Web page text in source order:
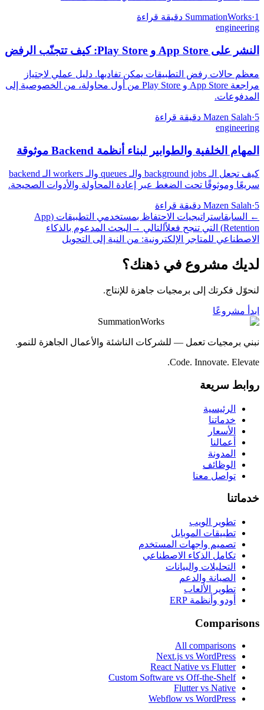
SummationWorks·1 دقيقة قراءة
engineering
النشر على App Store و Play Store: كيف تتجنّب الرفض
معظم حالات رفض التطبيقات يمكن تفاديها. دليل عملي لاجتياز
مراجعة App Store و Play Store من أول محاولة، من الخصوصية إلى
المدفوعات.
Mazen Salah·5 دقيقة قراءة
engineering
المهام الخلفية والطوابير لبناء أنظمة Backend موثوقة
كيف تجعل الـ background jobs والـ queues والـ workers الـ backend
سريعًا وموثوقًا تحت الضغط عبر إعادة المحاولة والأدوات الصحيحة.
Mazen Salah·5 دقيقة قراءة
←
السابق
استراتيجيات الاحتفاظ بمستخدمي التطبيقات (App
Retention) التي تنجح فعلاً
التالي → البحث المدعوم بالذكاء
الاصطناعي للمتاجر الإلكترونية: من النية إلى التحويل
لديك مشروع في ذهنك؟
لنحوّل فكرتك إلى برمجيات جاهزة للإنتاج.
ابدأ مشروعًا
SummationWorks
نبني برمجيات تعمل — للشركات الناشئة والأعمال الجاهزة للنمو.
Code. Innovate. Elevate.
روابط سريعة
الرئيسية
خدماتنا
الأسعار
أعمالنا
المدونة
الوظائف
تواصل معنا
خدماتنا
تطوير الويب
تطبيقات الموبايل
تصميم واجهات المستخدم
تكامل الذكاء الاصطناعي
التحليلات والبيانات
الصيانة والدعم
تطوير الألعاب
أودو وأنظمة ERP
Comparisons
All comparisons
Next.js vs WordPress
React Native vs Flutter
Custom Software vs Off-the-Shelf
Flutter vs Native
Webflow vs WordPress